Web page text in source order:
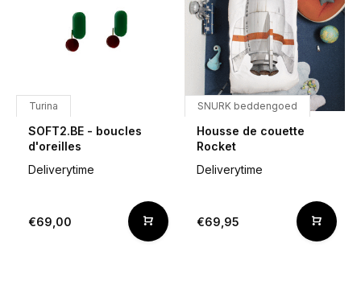
Turina
SOFT2.BE - boucles
d'oreilles
Deliverytime
€69,00
SNURK beddengoed
Housse de couette
Rocket
Deliverytime
€69,95